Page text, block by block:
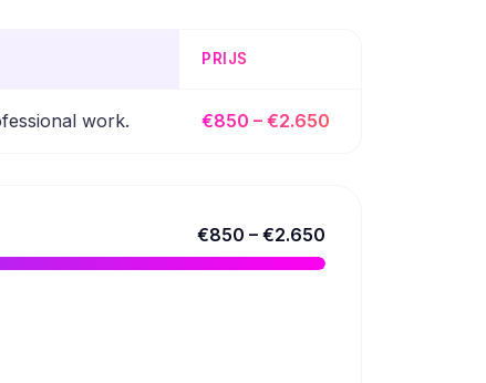
PRIJS
work. €850 – €2.650
€850 – €2.650